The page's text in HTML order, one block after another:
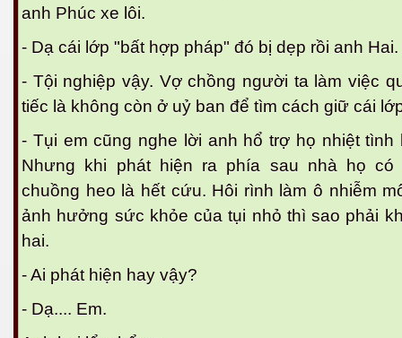
anh Phúc xe lôi.
- Dạ cái lớp "bất hợp pháp" đó bị dẹp rồi anh Hai.
- Tội nghiệp vậy. Vợ chồng người ta làm việc
tiếc là không còn ở uỷ ban để tìm cách giữ cái
- Tụi em cũng nghe lời anh hổ trợ họ nhiệt tình
Nhưng khi phát hiện ra phía sau nhà họ có
chuồng heo là hết cứu. Hôi rình làm ô nhiễm
ảnh hưởng sức khỏe của tụi nhỏ thì sao phải
hai.
- Ai phát hiện hay vậy?
- Dạ.... Em.